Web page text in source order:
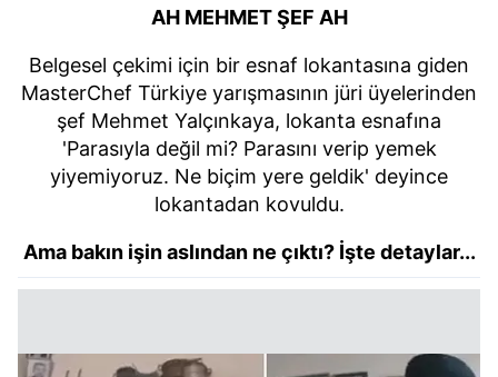
AH MEHMET ŞEF AH
Belgesel çekimi için bir esnaf lokantasına giden
MasterChef Türkiye yarışmasının jüri üyelerinden
şef Mehmet Yalçınkaya, lokanta esnafına
'Parasıyla değil mi? Parasını verip yemek
yiyemiyoruz. Ne biçim yere geldik' deyince
lokantadan kovuldu.
Ama bakın işin aslından ne çıktı? İşte detaylar...